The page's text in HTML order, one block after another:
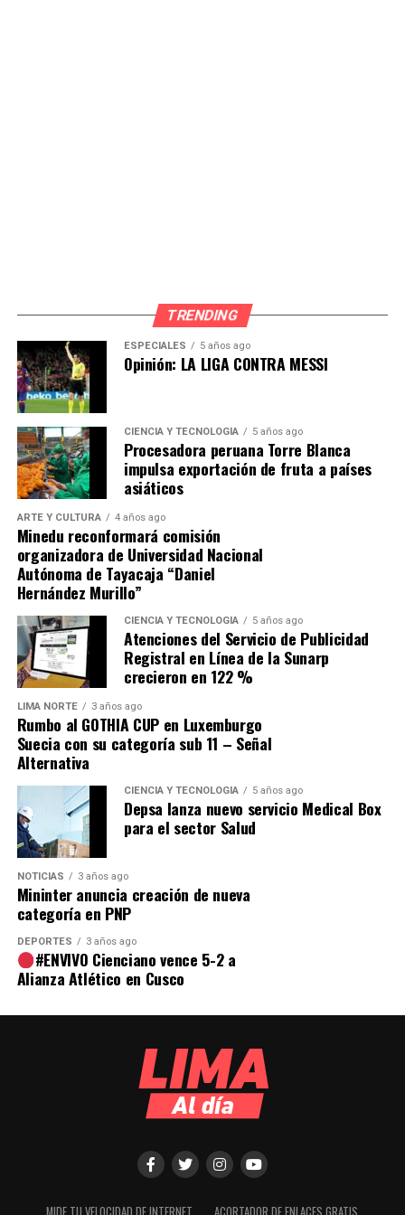
TRENDING
ESPECIALES 5 años ago
Opinión: LA LIGA CONTRA MESSI
CIENCIA Y TECNOLOGÍA 5 años ago
Procesadora peruana Torre Blanca
impulsa exportación de fruta a países
asiáticos
ARTE Y CULTURA 4 años ago
Minedu reconformará comisión
organizadora de Universidad Nacional
Autónoma de Tayacaja “Daniel
Hernández Murillo”
CIENCIA Y TECNOLOGÍA 5 años ago
Atenciones del Servicio de Publicidad
Registral en Línea de la Sunarp
crecieron en 122 %
LIMA NORTE 3 años ago
Rumbo al GOTHIA CUP en Luxemburgo
Suecia con su categoría sub 11 – Señal
Alternativa
CIENCIA Y TECNOLOGÍA 5 años ago
Depsa lanza nuevo servicio Medical Box
para el sector Salud
NOTICIAS 3 años ago
Mininter anuncia creación de nueva
categoría en PNP
DEPORTES 3 años ago
#ENVIVO Cienciano vence 5-2 a
Alianza Atlético en Cusco